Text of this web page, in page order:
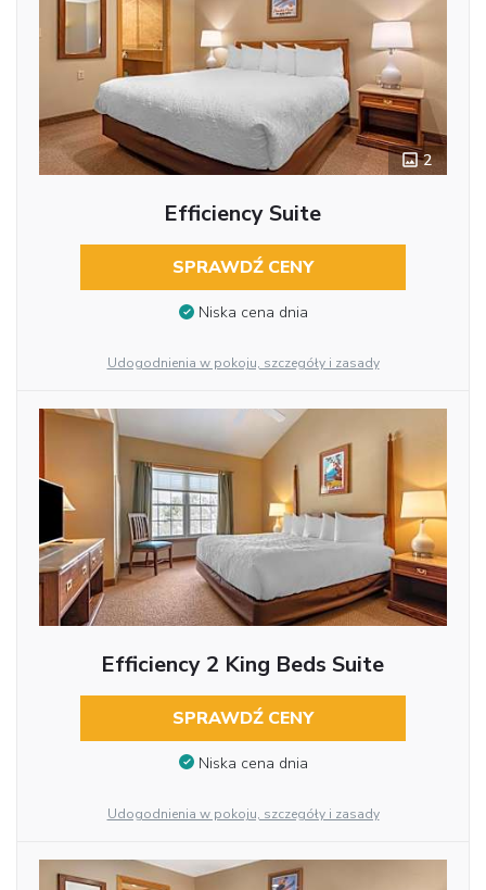
2
Efficiency Suite
SPRAWDŹ CENY
Niska cena dnia
Udogodnienia w pokoju, szczegóły i zasady
Efficiency 2 King Beds Suite
SPRAWDŹ CENY
Niska cena dnia
Udogodnienia w pokoju, szczegóły i zasady